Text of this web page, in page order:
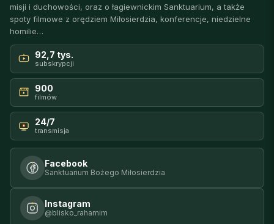
misji i duchowości, oraz o łagiewnickim Sanktuarium, a także
spoty filmowe z orędziem Miłosierdzia, konferencje, niedzielne
homilie…
92,7 tys.
subskrypcji
900
filmów
24/7
transmisja
Facebook
Sanktuarium Bożego Miłosierdzia
Instagram
@blisko_rahamim